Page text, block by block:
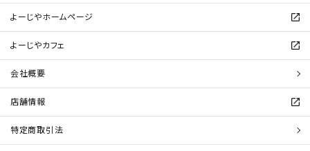
よーじやホームページ
よーじやカフェ
会社概要
店舗情報
特定商取引法